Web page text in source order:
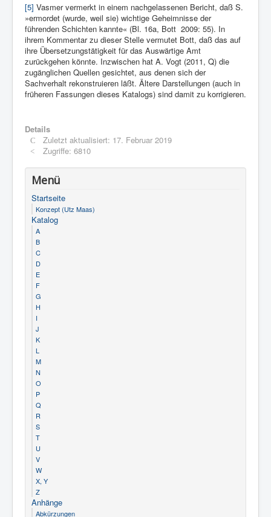
[5] Vasmer vermerkt in einem nachgelassenen Bericht, daß S.
»ermordet (wurde, weil sie) wichtige Geheimnisse der
führenden Schichten kannte« (Bl. 16a, Bott 2009: 55). In
ihrem Kommentar zu dieser Stelle vermutet Bott, daß das auf
ihre Übersetzungstätigkeit für das Auswärtige Amt
zurückgehen könnte. Inzwischen hat A. Vogt (2011, Q) die
zugänglichen Quellen gesichtet, aus denen sich der
Sachverhalt rekonstruieren läßt. Ältere Darstellungen (auch in
früheren Fassungen dieses Katalogs) sind damit zu korrigieren.
Details
Zuletzt aktualisiert: 17. Februar 2019
Zugriffe: 6810
Menü
Startseite
Konzept (Utz Maas)
Katalog
A
B
C
D
E
F
G
H
I
J
K
L
M
N
O
P
Q
R
S
T
U
V
W
X, Y
Z
Anhänge
Abkürzungen